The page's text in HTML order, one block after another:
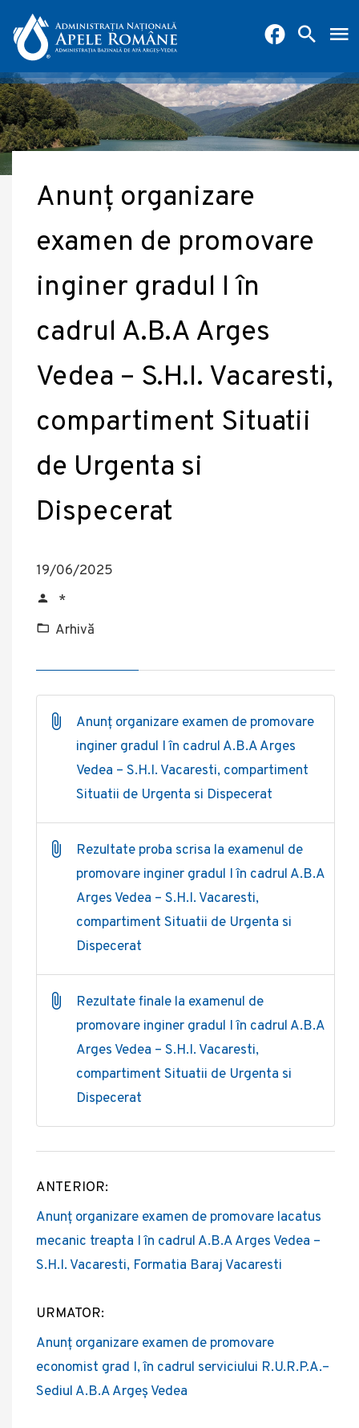
Anunț organizare
examen de promovare
inginer gradul I în
cadrul A.B.A Arges
Vedea – S.H.I. Vacaresti,
compartiment Situatii
de Urgenta si
Dispecerat
19/06/2025
*
Arhivă
Anunț organizare examen de promovare
inginer gradul I în cadrul A.B.A Arges
Vedea – S.H.I. Vacaresti, compartiment
Situatii de Urgenta si Dispecerat
Rezultate proba scrisa la examenul de
promovare inginer gradul I în cadrul A.B.A
Arges Vedea – S.H.I. Vacaresti,
compartiment Situatii de Urgenta si
Dispecerat
Rezultate finale la examenul de
promovare inginer gradul I în cadrul A.B.A
Arges Vedea – S.H.I. Vacaresti,
compartiment Situatii de Urgenta si
Dispecerat
Post
navigation
ANTERIOR:
Anunț organizare examen de promovare lacatus
mecanic treapta I în cadrul A.B.A Arges Vedea –
S.H.I. Vacaresti, Formatia Baraj Vacaresti
URMATOR:
Anunț organizare examen de promovare
economist grad I, în cadrul serviciului R.U.R.P.A.–
Sediul A.B.A Argeș Vedea